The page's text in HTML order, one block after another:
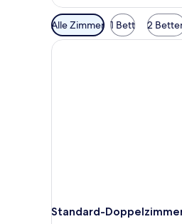
Verfügbare
Filter
für
Alle Zimmer 1 Bett 2
Standard-